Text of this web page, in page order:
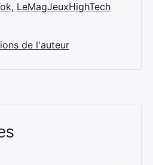
, LeMagJeuxHighTech
de l'auteur